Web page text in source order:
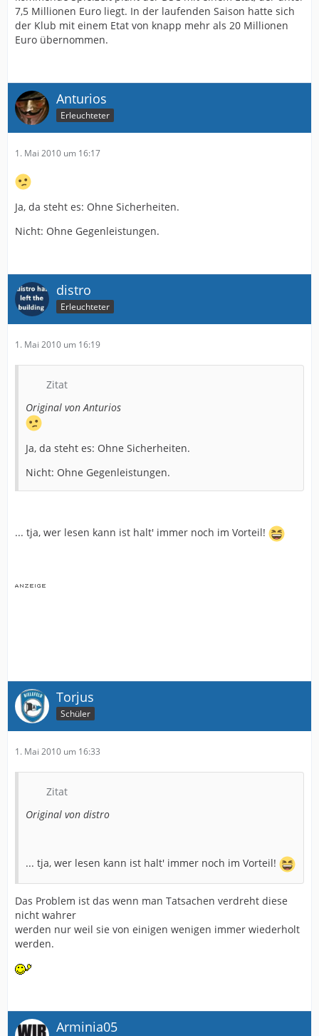
7,5 Millionen Euro liegt. In der laufenden Saison hatte sich
der Klub mit einem Etat von knapp mehr als 20 Millionen
Euro übernommen.
Anturios
Erleuchteter
1. Mai 2010 um 16:17
Ja, da steht es: Ohne Sicherheiten.
Nicht: Ohne Gegenleistungen.
distro
Erleuchteter
1. Mai 2010 um 16:19
Zitat
Original von Anturios
Ja, da steht es: Ohne Sicherheiten.
Nicht: Ohne Gegenleistungen.
... tja, wer lesen kann ist halt' immer noch im Vorteil!
Torjus
Schüler
1. Mai 2010 um 16:33
Zitat
Original von distro
... tja, wer lesen kann ist halt' immer noch im Vorteil!
Das Problem ist das wenn man Tatsachen verdreht diese
nicht wahrer
werden nur weil sie von einigen wenigen immer wiederholt
werden.
Arminia05